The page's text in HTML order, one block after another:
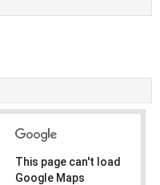
This page can't load
Google Maps